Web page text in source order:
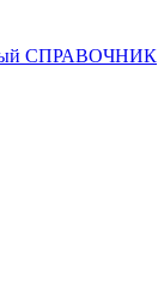
СПРАВОЧНИК